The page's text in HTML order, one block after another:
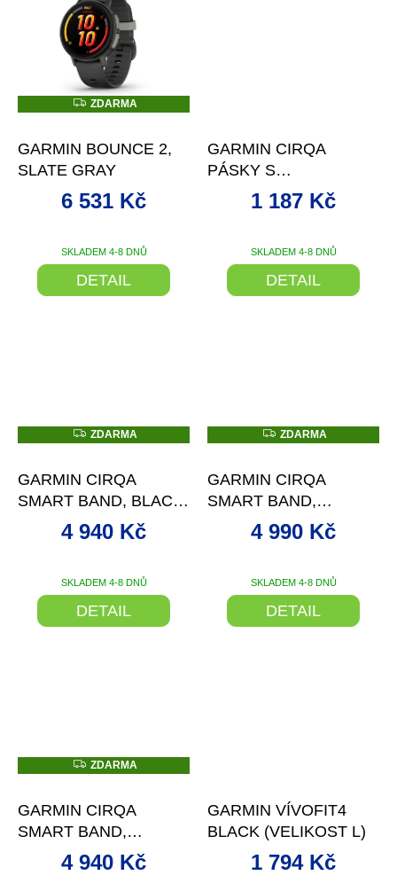
Z
D
M
A
ZDARMA
GARMIN BOUNCE 2,
SLATE GRAY
SKLADEM 4-8 DNŮ
6 531 Kč
DETAIL
GARMIN CIRQA
PÁSKY S
PŘÍSLUŠENSTVÍM,
MAUVE, VELIKOST L–
SKLADEM 4-8 DNŮ
1 187 Kč
DETAIL
Z
D
M
A
ZDARMA
GARMIN CIRQA
SMART BAND, BLACK,
SKLADEM 4-8 DNŮ
4 940 Kč
DETAIL
Z
D
M
A
ZDARMA
GARMIN CIRQA
SMART BAND,
FRENCH GREY, S-M
SKLADEM 4-8 DNŮ
4 990 Kč
DETAIL
Z
D
M
A
ZDARMA
GARMIN CIRQA
SMART BAND,
MAUVE, S-M
4 940 Kč
GARMIN VÍVOFIT4
BLACK (VELIKOST L)
1 794 Kč